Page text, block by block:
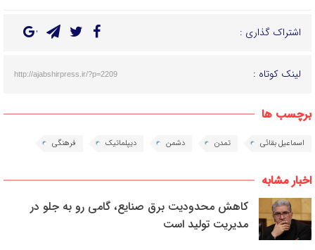
اشتراک گذاری :
لینک کوتاه : http://ajabshirpress.ir/?p=2209
برچسب ها
اسماعیل بقائی تمدن دشمن دیپلماتیک فرهنگی
اخبار مشابه
کاهش محدودیت برق صنایع، گامی رو به جلو در
مدیریت تولید است